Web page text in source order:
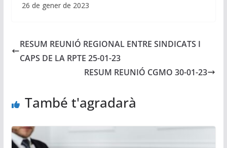
26 de gener de 2023
RESUM REUNIÓ REGIONAL ENTRE SINDICATS I
CAPS DE LA RPTE 25-01-23
RESUM REUNIÓ CGMO 30-01-23
També t'agradarà